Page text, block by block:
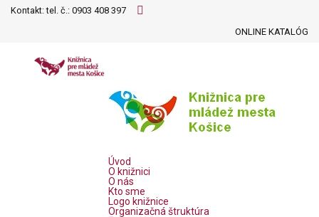
Kontakt: tel. č.: 0903 408 397
ONLINE KATALÓG
Úvod
O knižnici
O nás
Kto sme
Logo knižnice
Organizačná štruktúra